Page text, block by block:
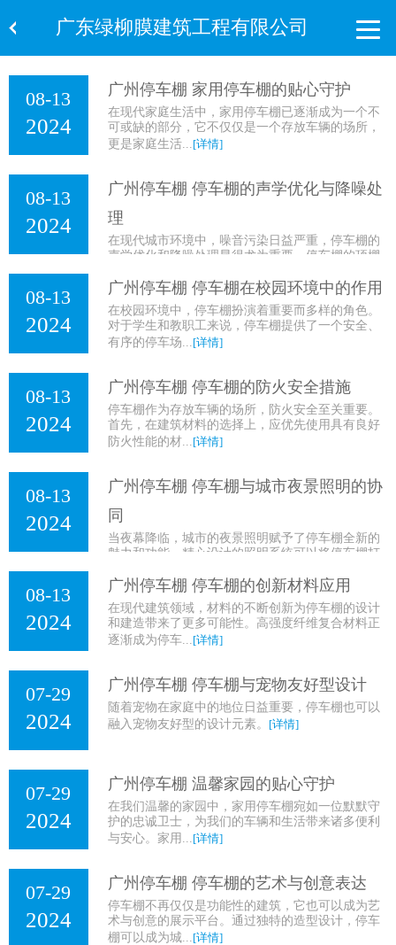
广东绿柳膜建筑工程有限公司
08-13
2024
广州停车棚 家用停车棚的贴心守护
在现代家庭生活中，家用停车棚已逐渐成为一个不
可或缺的部分，它不仅仅是一个存放车辆的场所，
更是家庭生活...
[详情]
08-13
2024
广州停车棚 停车棚的声学优化与降噪处
理
在现代城市环境中，噪音污染日益严重，停车棚的
声学优化和降噪处理显得尤为重要。停车棚的顶棚
08-13
2024
广州停车棚 停车棚在校园环境中的作用
在校园环境中，停车棚扮演着重要而多样的角色。
对于学生和教职工来说，停车棚提供了一个安全、
有序的停车场...
[详情]
08-13
2024
广州停车棚 停车棚的防火安全措施
停车棚作为存放车辆的场所，防火安全至关重要。
首先，在建筑材料的选择上，应优先使用具有良好
防火性能的材...
[详情]
08-13
2024
广州停车棚 停车棚与城市夜景照明的协
同
当夜幕降临，城市的夜景照明赋予了停车棚全新的
魅力和功能。精心设计的照明系统可以将停车棚打
08-13
2024
广州停车棚 停车棚的创新材料应用
在现代建筑领域，材料的不断创新为停车棚的设计
和建造带来了更多可能性。高强度纤维复合材料正
逐渐成为停车...
[详情]
07-29
2024
广州停车棚 停车棚与宠物友好型设计
随着宠物在家庭中的地位日益重要，停车棚也可以
融入宠物友好型的设计元素。
[详情]
07-29
2024
广州停车棚 温馨家园的贴心守护
在我们温馨的家园中，家用停车棚宛如一位默默守
护的忠诚卫士，为我们的车辆和生活带来诸多便利
与安心。家用...
[详情]
07-29
2024
广州停车棚 停车棚的艺术与创意表达
停车棚不再仅仅是功能性的建筑，它也可以成为艺
术与创意的展示平台。通过独特的造型设计，停车
棚可以成为城...
[详情]